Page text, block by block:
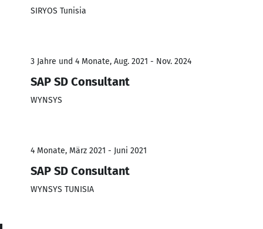
SIRYOS Tunisia
3 Jahre und 4 Monate, Aug. 2021 - Nov. 2024
SAP SD Consultant
WYNSYS
4 Monate, März 2021 - Juni 2021
SAP SD Consultant
WYNSYS TUNISIA